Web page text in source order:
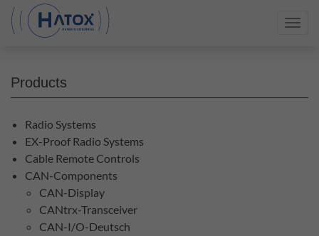
Products
Radio Systems
EX-Proof Radio Systems
Cable Remote Controls
CAN-Components
CAN-Display
CANtrx-Transceiver
CAN-I/O-Deutsch